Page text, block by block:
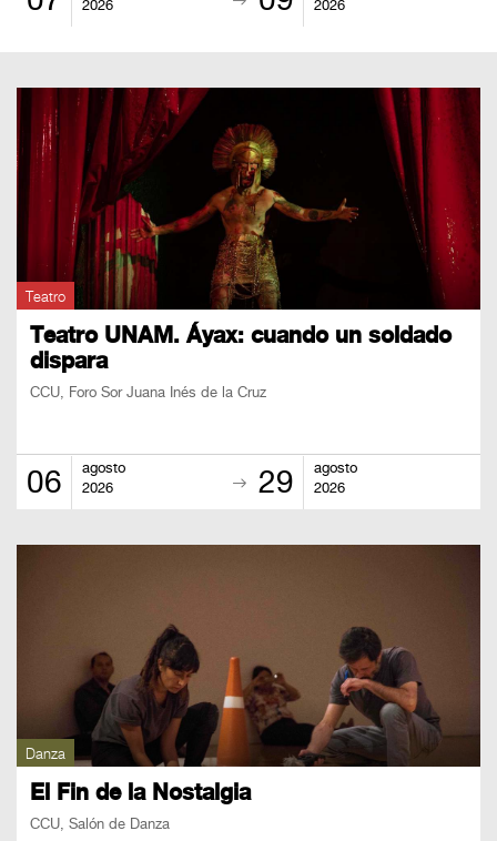
Mensual
Puntos
CulturaCulturaUNAM
2026
2026
Teatro
Teatro UNAM. Áyax: cuando un soldado
dispara
CCU, Foro Sor Juana Inés de la Cruz
06
agosto
2026
29
agosto
2026
Danza
El Fin de la Nostalgia
CCU, Salón de Danza